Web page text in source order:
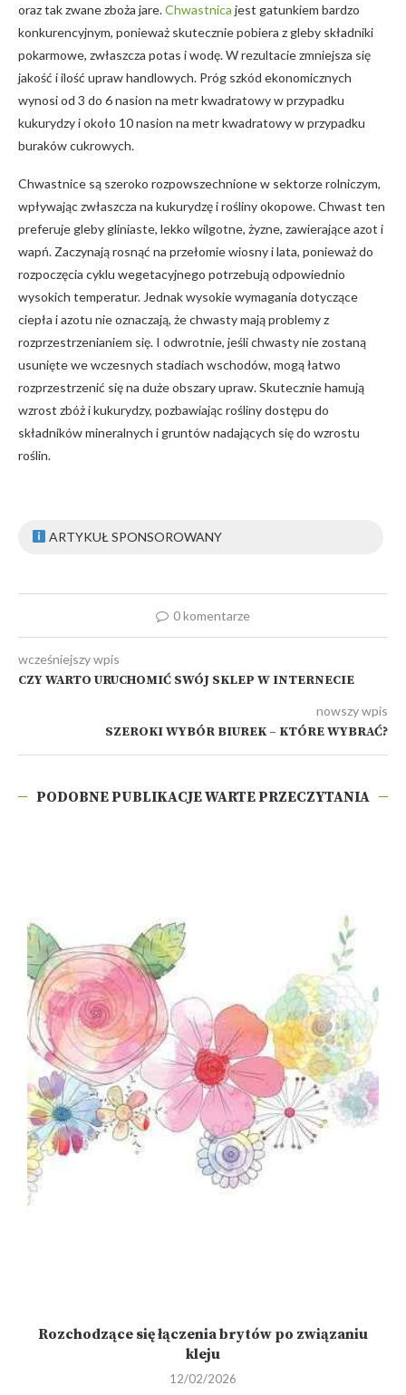
oraz tak zwane zboża jare.Chwastnica jest gatunkiem bardzo
konkurencyjnym, ponieważ skutecznie pobiera z gleby składniki
pokarmowe, zwłaszcza potas i wodę. W rezultacie zmniejsza się
jakość i ilość upraw handlowych. Próg szkód ekonomicznych
wynosi od 3 do 6 nasion na metr kwadratowy w przypadku
kukurydzy i około 10 nasion na metr kwadratowy w przypadku
buraków cukrowych.
Chwastnice są szeroko rozpowszechnione w sektorze rolniczym,
wpływając zwłaszcza na kukurydzę i rośliny okopowe. Chwast ten
preferuje gleby gliniaste, lekko wilgotne, żyzne, zawierające azot i
wapń. Zaczynają rosnąć na przełomie wiosny i lata, ponieważ do
rozpoczęcia cyklu wegetacyjnego potrzebują odpowiednio
wysokich temperatur. Jednak wysokie wymagania dotyczące
ciepła i azotu nie oznaczają, że chwasty mają problemy z
rozprzestrzenianiem się. I odwrotnie, jeśli chwasty nie zostaną
usunięte we wczesnych stadiach wschodów, mogą łatwo
rozprzestrzenić się na duże obszary upraw. Skutecznie hamują
wzrost zbóż i kukurydzy, pozbawiając rośliny dostępu do
składników mineralnych i gruntów nadających się do wzrostu
roślin.
ARTYKUŁ SPONSOROWANY
0 komentarze
wcześniejszy wpis
CZY WARTO URUCHOMIĆ SWÓJ SKLEP W INTERNECIE
nowszy wpis
SZEROKI WYBÓR BIUREK – KTÓRE WYBRAĆ?
PODOBNE PUBLIKACJE WARTE PRZECZYTANIA
Rozchodzące się łączenia brytów po związaniu
kleju
12/02/2026